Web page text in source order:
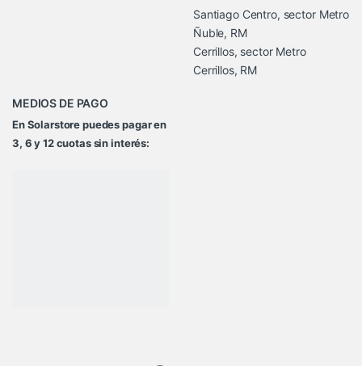
Santiago Centro, sector Metro
Ñuble, RM
Cerrillos, sector Metro
Cerrillos, RM
MEDIOS DE PAGO
En Solarstore puedes pagar en
3, 6 y 12 cuotas sin interés: